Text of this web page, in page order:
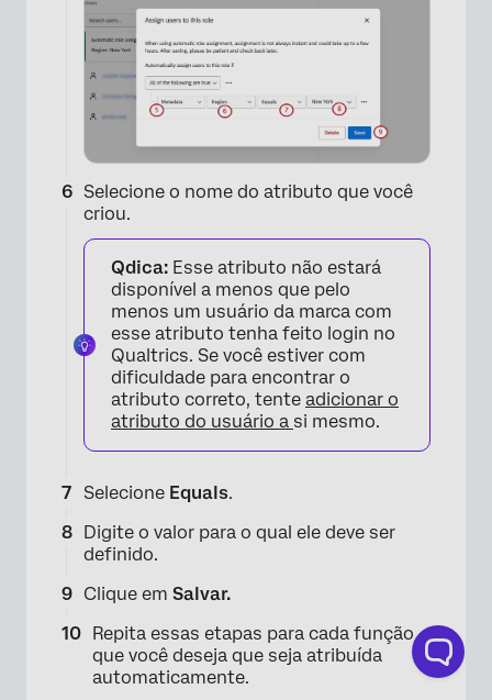
Selecione o nome do atributo que você
criou.
Qdica: Esse atributo não estará
disponível a menos que pelo
menos um usuário da marca com
esse atributo tenha feito login no
Qualtrics. Se você estiver com
dificuldade para encontrar o
atributo correto, tente adicionar o
atributo do usuário a si mesmo.
Selecione Equals.
Digite o valor para o qual ele deve ser
definido.
Clique em Salvar.
Repita essas etapas para cada função
que você deseja que seja atribuída
automaticamente.